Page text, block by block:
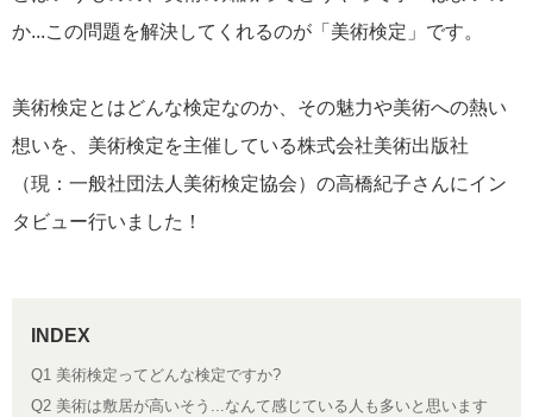
か...この問題を解決してくれるのが「美術検定」です。
美術検定とはどんな検定なのか、その魅力や美術への熱い
想いを、美術検定を主催している株式会社美術出版社
（現：一般社団法人美術検定協会​）の高橋紀子さんにイン
タビュー行いました！
Q1 美術検定ってどんな検定ですか?
Q2 美術は敷居が高いそう...なんて感じている人も多いと思います